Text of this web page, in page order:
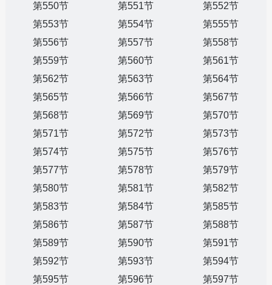
第550节
第551节
第552节
第553节
第554节
第555节
第556节
第557节
第558节
第559节
第560节
第561节
第562节
第563节
第564节
第565节
第566节
第567节
第568节
第569节
第570节
第571节
第572节
第573节
第574节
第575节
第576节
第577节
第578节
第579节
第580节
第581节
第582节
第583节
第584节
第585节
第586节
第587节
第588节
第589节
第590节
第591节
第592节
第593节
第594节
第595节
第596节
第597节